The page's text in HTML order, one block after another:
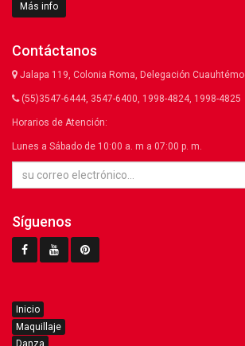
Más info
Contáctanos
Jalapa 119, Colonia Roma, Delegación
(55)3547-6444, 3547-6400, 1998-4824, 1998-4825
Horarios de Atención:
Lunes a Sábado de 10:00 a. m a 07:00 p. m.
Síguenos
Inicio
Maquillaje
Danza